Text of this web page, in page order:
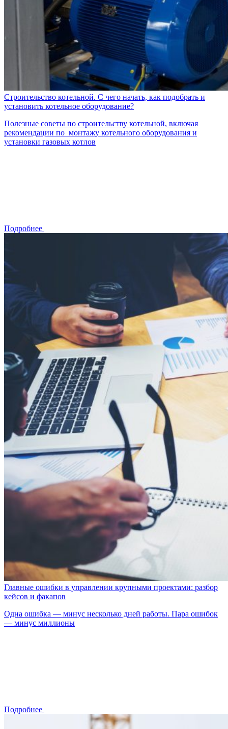
Строительство котельной. С чего начать, как подобрать и
установить котельное оборудование?
Полезные советы по строительству котельной, включая
рекомендации по монтажу котельного оборудования и
установки газовых котлов
Подробнее
Главные ошибки в управлении крупными проектами: разбор
кейсов и факапов
Одна ошибка — минус несколько дней работы. Пара ошибок
— минус миллионы
Подробнее